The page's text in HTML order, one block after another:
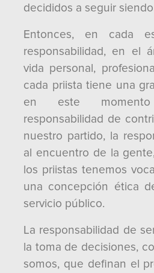
decididos a seguir
Entonces, en cada
responsabilidad, en el
vida personal,
cada priista tiene una
en este
responsabilidad de
nuestro partido, la
al encuentro de la
los priistas tenemos
una concepción ética
servicio público.
La responsabilidad de
la toma de decisiones,
somos, que definan el